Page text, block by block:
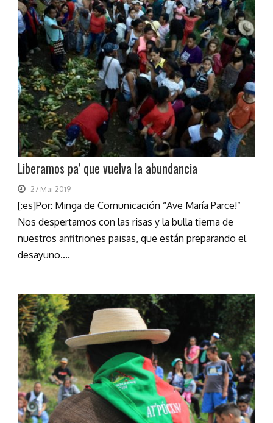
Liberamos pa’ que vuelva la abundancia
27 Mai 2019
[:es]Por: Minga de Comunicación “Ave María Parce!”
Nos despertamos con las risas y la bulla tierna de
nuestros anfitriones paisas, que están preparando el
desayuno....